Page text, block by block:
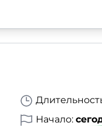
Начало: